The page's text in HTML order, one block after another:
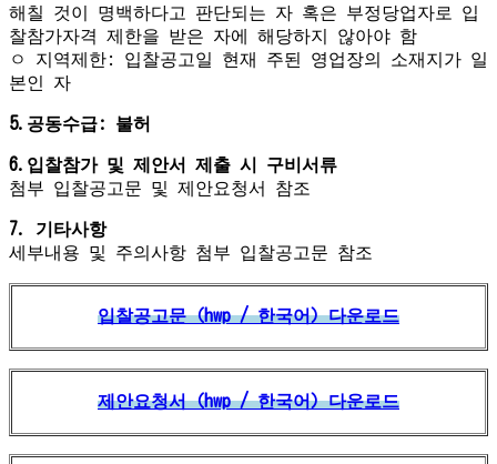
해칠 것이 명백하다고 판단되는 자 혹은 부정당업자로 입
찰참가자격 제한을 받은 자에 해당하지 않아야 함
ㅇ 지역제한: 입찰공고일 현재 주된 영업장의 소재지가 일
본인 자
5.공동수급: 불허
6.입찰참가 및 제안서 제출 시 구비서류
첨부 입찰공고문 및 제안요청서 참조
7. 기타사항
세부내용 및 주의사항 첨부 입찰공고문 참조
입찰공고문（hwp / 한국어）다운로드
제안요청서（hwp / 한국어）다운로드